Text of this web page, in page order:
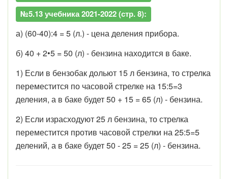
№5.13 учебника 2021-2022 (стр. 8):
а) (60-40):4 = 5 (л.) - цена деления прибора.
б) 40 + 2•5 = 50 (л) - бензина находится в баке.
1) Если в бензобак дольют 15 л бензина, то стрелка
переместится по часовой стрелке на 15:5=3
деления, а в баке будет 50 + 15 = 65 (л) - бензина.
2) Если израсходуют 25 л бензина, то стрелка
переместится против часовой стрелки на 25:5=5
делений, а в баке будет 50 - 25 = 25 (л) - бензина.